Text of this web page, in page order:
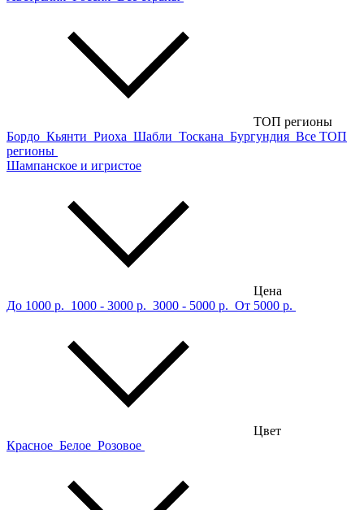
ТОП регионы
Бордо Кьянти Риоха Шабли Тоскана Бургундия Все ТОП
регионы
Шампанское и игристое
Цена
До 1000 р. 1000 - 3000 р. 3000 - 5000 р. От 5000 р.
Цвет
Красное Белое Розовое